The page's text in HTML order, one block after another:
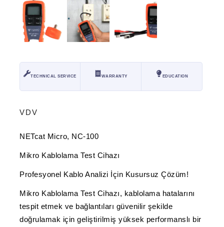
TECHNICAL SERVICE WARRANTY EDUCATION
VDV
NETcat Micro, NC-100
Mikro Kablolama Test Cihazı
Profesyonel Kablo Analizi İçin Kusursuz Çözüm!
Mikro Kablolama Test Cihazı, kablolama hatalarını
tespit etmek ve bağlantıları güvenilir şekilde
doğrulamak için geliştirilmiş yüksek performanslı bir